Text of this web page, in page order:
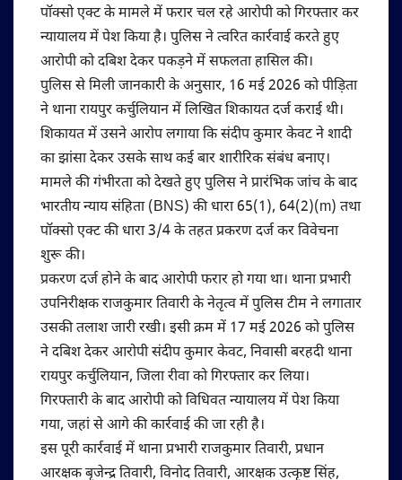
पॉक्सो एक्ट के मामले में फरार चल रहे आरोपी को गिरफ्तार कर
न्यायालय में पेश किया है। पुलिस ने त्वरित कार्रवाई करते हुए
आरोपी को दबिश देकर पकड़ने में सफलता हासिल की।
पुलिस से मिली जानकारी के अनुसार, 16 मई 2026 को पीड़िता
ने थाना रायपुर कर्चुलियान में लिखित शिकायत दर्ज कराई थी।
शिकायत में उसने आरोप लगाया कि संदीप कुमार केवट ने शादी
का झांसा देकर उसके साथ कई बार शारीरिक संबंध बनाए।
मामले की गंभीरता को देखते हुए पुलिस ने प्रारंभिक जांच के बाद
भारतीय न्याय संहिता (BNS) की धारा 65(1), 64(2)(m) तथा
पॉक्सो एक्ट की धारा 3/4 के तहत प्रकरण दर्ज कर विवेचना
शुरू की।
प्रकरण दर्ज होने के बाद आरोपी फरार हो गया था। थाना प्रभारी
उपनिरीक्षक राजकुमार तिवारी के नेतृत्व में पुलिस टीम ने लगातार
उसकी तलाश जारी रखी। इसी क्रम में 17 मई 2026 को पुलिस
ने दबिश देकर आरोपी संदीप कुमार केवट, निवासी बरहदी थाना
रायपुर कर्चुलियान, जिला रीवा को गिरफ्तार कर लिया।
गिरफ्तारी के बाद आरोपी को विधिवत न्यायालय में पेश किया
गया, जहां से आगे की कार्रवाई की जा रही है।
इस पूरी कार्रवाई में थाना प्रभारी राजकुमार तिवारी, प्रधान
आरक्षक बृजेन्द्र तिवारी, विनोद तिवारी, आरक्षक उत्कृष्ट सिंह,